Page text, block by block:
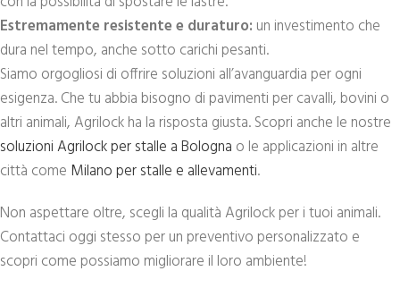
Estremamente resistente e duraturo: un investimento che
dura nel tempo, anche sotto carichi pesanti.
Siamo orgogliosi di offrire soluzioni all’avanguardia per ogni
esigenza. Che tu abbia bisogno di pavimenti per cavalli, bovini o
altri animali, Agrilock ha la risposta giusta. Scopri anche le nostre
soluzioni Agrilock per stalle a Bologna o le applicazioni in altre
città come Milano per stalle e allevamenti.
Non aspettare oltre, scegli la qualità Agrilock per i tuoi animali.
Contattaci oggi stesso per un preventivo personalizzato e
scopri come possiamo migliorare il loro ambiente!